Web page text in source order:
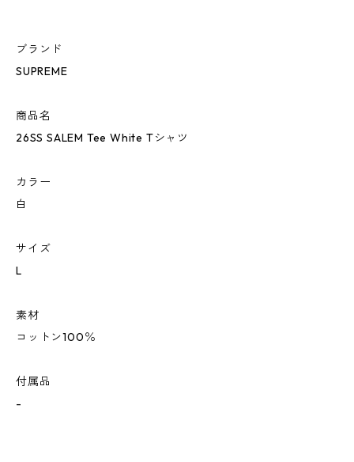
ブランド
SUPREME
商品名
26SS SALEM Tee White Tシャツ
カラー
白
サイズ
L
素材
コットン100％
付属品
-